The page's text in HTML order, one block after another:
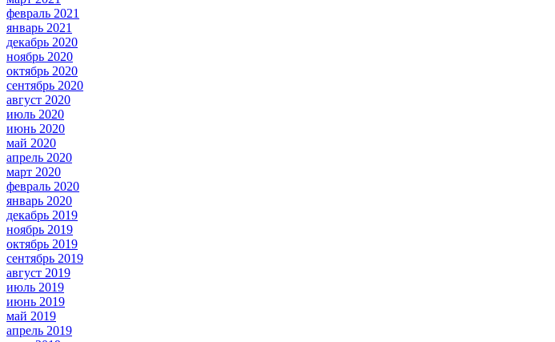
февраль 2021
январь 2021
декабрь 2020
ноябрь 2020
октябрь 2020
сентябрь 2020
август 2020
июль 2020
июнь 2020
май 2020
апрель 2020
март 2020
февраль 2020
январь 2020
декабрь 2019
ноябрь 2019
октябрь 2019
сентябрь 2019
август 2019
июль 2019
июнь 2019
май 2019
апрель 2019